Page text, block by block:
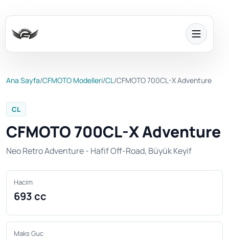
Ana Sayfa/CFMOTO Modelleri/CL/CFMOTO 700CL-X Adventure
CL
CFMOTO 700CL-X Adventure
Neo Retro Adventure - Hafif Off-Road, Büyük Keyif
Hacim
693 cc
Maks Guc